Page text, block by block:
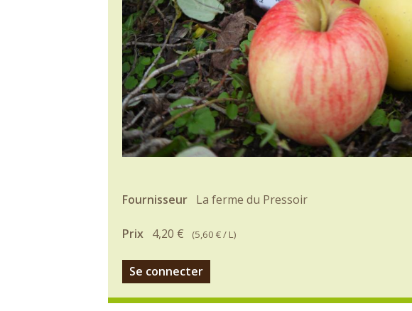
Fournisseur La ferme du Pressoir
Prix 4,20 € (5,60 €/ L)
Se connecter